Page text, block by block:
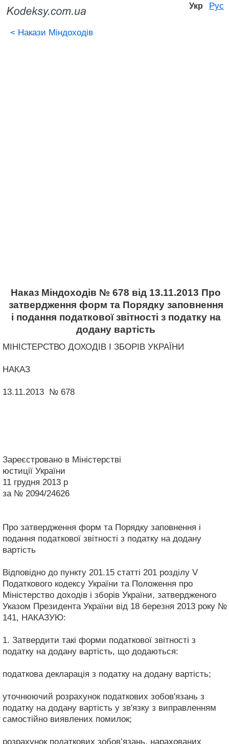
Укр Рус
< Накази Міндоходів
Наказ Міндоходів № 678 від 13.11.2013 Про
затвердження форм та Порядку заповнення
і подання податкової звітності з податку на
додану вартість
МІНІСТЕРСТВО ДОХОДІВ І ЗБОРІВ УКРАЇНИ
НАКАЗ
13.11.2013 № 678
Зареєстровано в Міністерстві
юстиції України
11 грудня 2013 р
за № 2094/24626
Про затвердження форм та Порядку заповнення і
подання податкової звітності з податку на додану
вартість
Відповідно до пункту 201.15 статті 201 розділу V
Податкового кодексу України та Положення про
Міністерство доходів і зборів України, затвердженого
Указом Президента України від 18 березня 2013 року №
141, НАКАЗУЮ:
1. Затвердити такі форми податкової звітності з
податку на додану вартість, що додаються:
податкова декларація з податку на додану вартість;
уточнюючий розрахунок податкових зобов'язань з
податку на додану вартість у зв'язку з виправленням
самостійно виявлених помилок;
розрахунок податкових зобов’язань, нарахованих